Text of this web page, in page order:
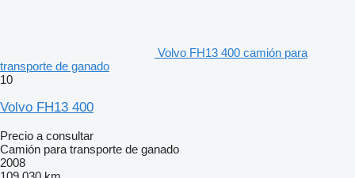
Volvo FH13 400 camión para
transporte de ganado
10
Volvo FH13 400
Precio a consultar
Camión para transporte de ganado
2008